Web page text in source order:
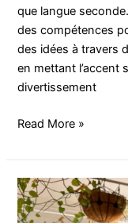
que langue
des compétences
des idées à travers
en mettant l’accent
divertissement
Read More »
Edu²,
des